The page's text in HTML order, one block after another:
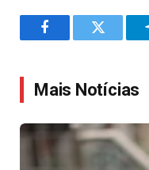
FacebookTwitter
Mais Notícias